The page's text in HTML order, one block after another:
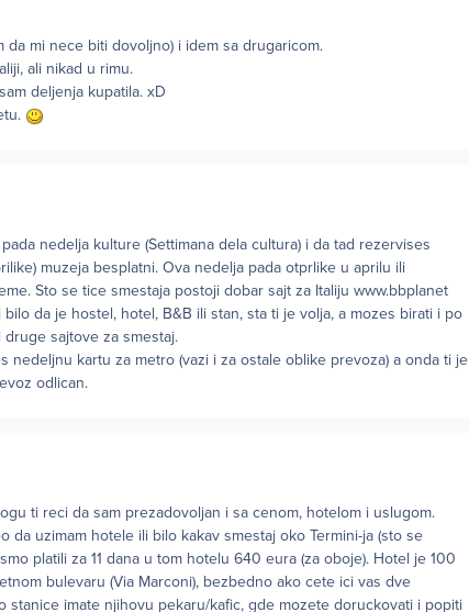
mi nece biti dovoljno) i idem sa drugaricom.
ali nikad u rimu.
deljenja kupatila. xD
nedelja kulture (Settimana dela cultura) i da tad rezervises
muzeja besplatni. Ova nedelja pada otprlike u aprilu ili
Sto se tice smestaja postoji dobar sajt za Italiju www.bbplanet
da je hostel, hotel, B&B ili stan, sta ti je volja, a mozes birati i po
sajtove za smestaj.
nedeljnu kartu za metro (vazi i za ostale oblike prevoza) a onda ti je
odlican.
ti reci da sam prezadovoljan i sa cenom, hotelom i uslugom.
da uzimam hotele ili bilo kakav smestaj oko Termini-ja (sto se
platili za 11 dana u tom hotelu 640 eura (za oboje). Hotel je 100
bulevaru (Via Marconi), bezbedno ako cete ici vas dve
stanice imate njihovu pekaru/kafic, gde mozete doruckovati i popiti